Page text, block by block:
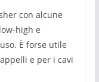
con alcune
high e
È forse utile
e per i cavi